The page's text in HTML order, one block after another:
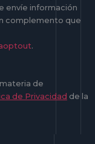
envíe información
complemento que
.
de
de Privacidad de la